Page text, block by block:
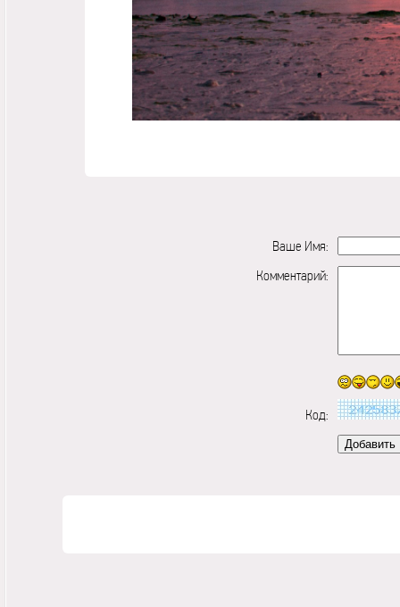
Ваше Имя:
Комментарий:
Код: